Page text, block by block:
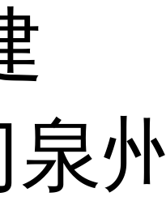
泉州